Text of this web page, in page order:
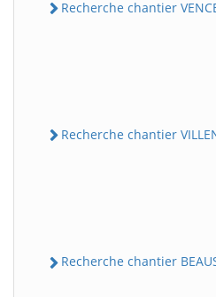
Recherche chantier
Recherche chantier
Recherche chantier